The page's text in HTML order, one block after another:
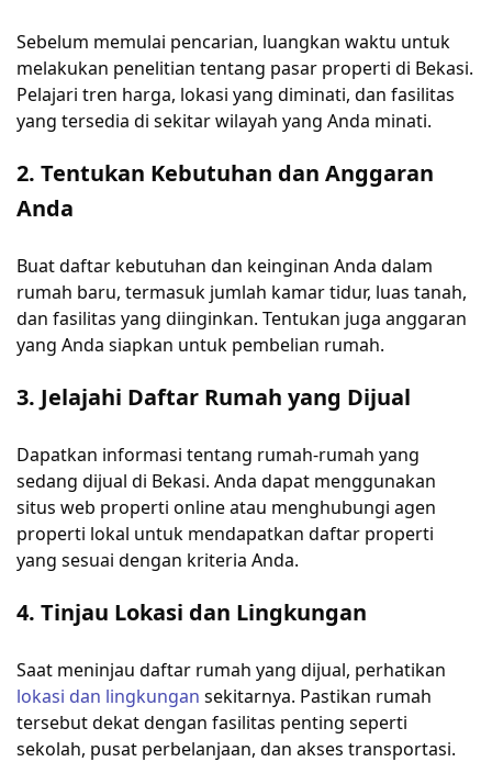
Sebelum memulai pencarian, luangkan waktu untuk
melakukan penelitian tentang pasar properti di Bekasi.
Pelajari tren harga, lokasi yang diminati, dan fasilitas
yang tersedia di sekitar wilayah yang Anda minati.
2. Tentukan Kebutuhan dan Anggaran
Anda
Buat daftar kebutuhan dan keinginan Anda dalam
rumah baru, termasuk jumlah kamar tidur, luas tanah,
dan fasilitas yang diinginkan. Tentukan juga anggaran
yang Anda siapkan untuk pembelian rumah.
3. Jelajahi Daftar Rumah yang Dijual
Dapatkan informasi tentang rumah-rumah yang
sedang dijual di Bekasi. Anda dapat menggunakan
situs web properti online atau menghubungi agen
properti lokal untuk mendapatkan daftar properti
yang sesuai dengan kriteria Anda.
4. Tinjau Lokasi dan Lingkungan
Saat meninjau daftar rumah yang dijual, perhatikan
lokasi dan lingkungan sekitarnya. Pastikan rumah
tersebut dekat dengan fasilitas penting seperti
sekolah, pusat perbelanjaan, dan akses transportasi.